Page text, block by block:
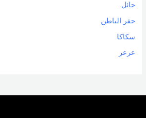
حائل
حفر الباطن
سكاكا
عرعر